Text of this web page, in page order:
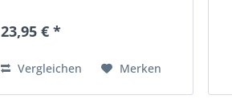
23,95 € *
Vergleichen Merken